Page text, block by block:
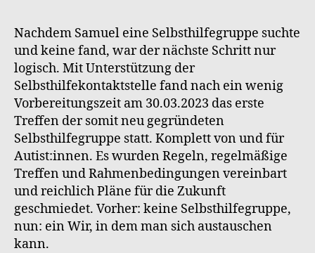
Nachdem Samuel eine Selbsthilfegruppe suchte
und keine fand, war der nächste Schritt nur
logisch. Mit Unterstützung der
Selbsthilfekontaktstelle fand nach ein wenig
Vorbereitungszeit am 30.03.2023 das erste
Treffen der somit neu gegründeten
Selbsthilfegruppe statt. Komplett von und für
Autist:innen. Es wurden Regeln, regelmäßige
Treffen und Rahmenbedingungen vereinbart
und reichlich Pläne für die Zukunft
geschmiedet. Vorher: keine Selbsthilfegruppe,
nun: ein Wir, in dem man sich austauschen
kann.